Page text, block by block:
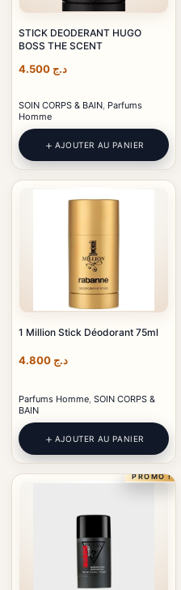
STICK DEODERANT HUGO
BOSS THE SCENT
د.ج
SOIN CORPS & BAIN, Parfums
Homme
AJOUTER AU PANIER
1 Million Stick Déodorant 75ml
د.ج
Parfums Homme, SOIN CORPS &
BAIN
AJOUTER AU PANIER
PROMO !